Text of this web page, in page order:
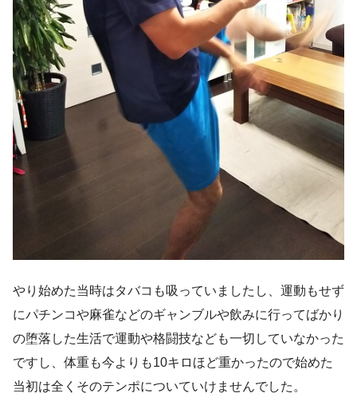
やり始めた当時はタバコも吸っていましたし、運動もせず
にパチンコや麻雀などのギャンブルや飲みに行ってばかり
の堕落した生活で運動や格闘技なども一切していなかった
ですし、体重も今よりも10キロほど重かったので始めた
当初は全くそのテンポについていけませんでした。